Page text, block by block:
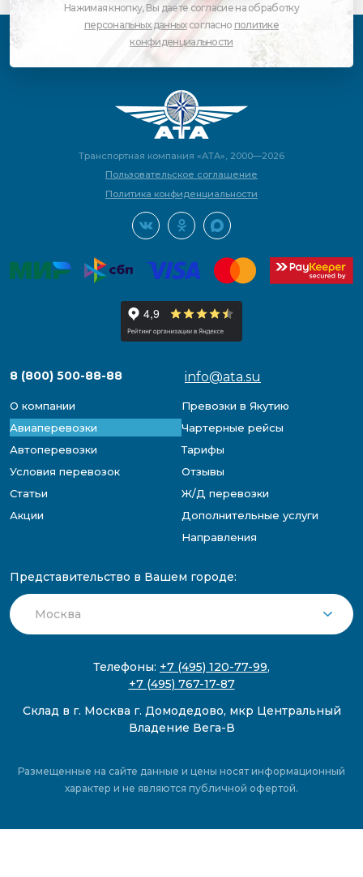
Нажимая кнопку, Вы даете согласие на обработку
персональных данныхсогласно политике
конфиденциальности
Транспортная компания «АТА», 2000—2026
Пользовательское соглашение
Политика конфиденциальности
8 (800) 500-88-88 info@ata.su
О компании
Превозки в Якутию
Авиаперевозки
Чартерные рейсы
Автоперевозки
Тарифы
Условия перевозок
Отзывы
Статьи
Ж/Д перевозки
Акции
Дополнительные услуги
Направления
Представительство в Вашем городе:
Телефоны: +7 (495) 120-77-99,
+7 (495) 767-17-87
Склад в г. Москва г. Домодедово, мкр Центральный
Владение Вега-В
Размещенные на сайте данные и цены носят информационный
характер и не являются публичной офертой.